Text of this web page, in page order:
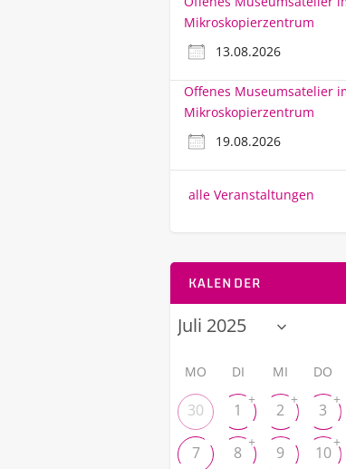
Mikroskopierzentrum
13.08.2026
Offenes Museumsatelier
Mikroskopierzentrum
19.08.2026
alle Veranstaltungen
KALENDER
MO DI MI DO
30 1
+
2
+
3
+
7 8
+
9 10
+